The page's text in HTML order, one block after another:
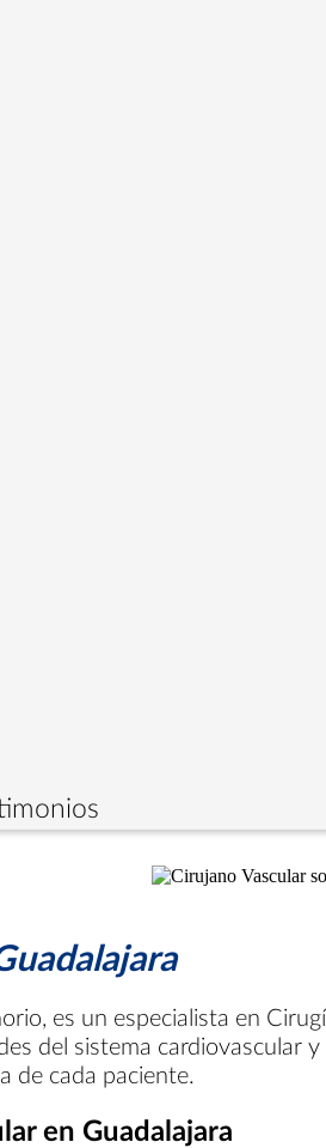
es un especialista en
del sistema cardiovascular
de cada paciente.
en Guadalajara